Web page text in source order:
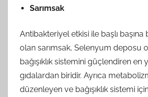
Sarımsak
Antibakteriyel etkisi ile başlı başına
olan sarımsak, Selenyum deposu
bağışıklık sistemini güçlendiren en
gıdalardan biridir. Ayrıca
düzenleyen ve bağışıklık sistemi